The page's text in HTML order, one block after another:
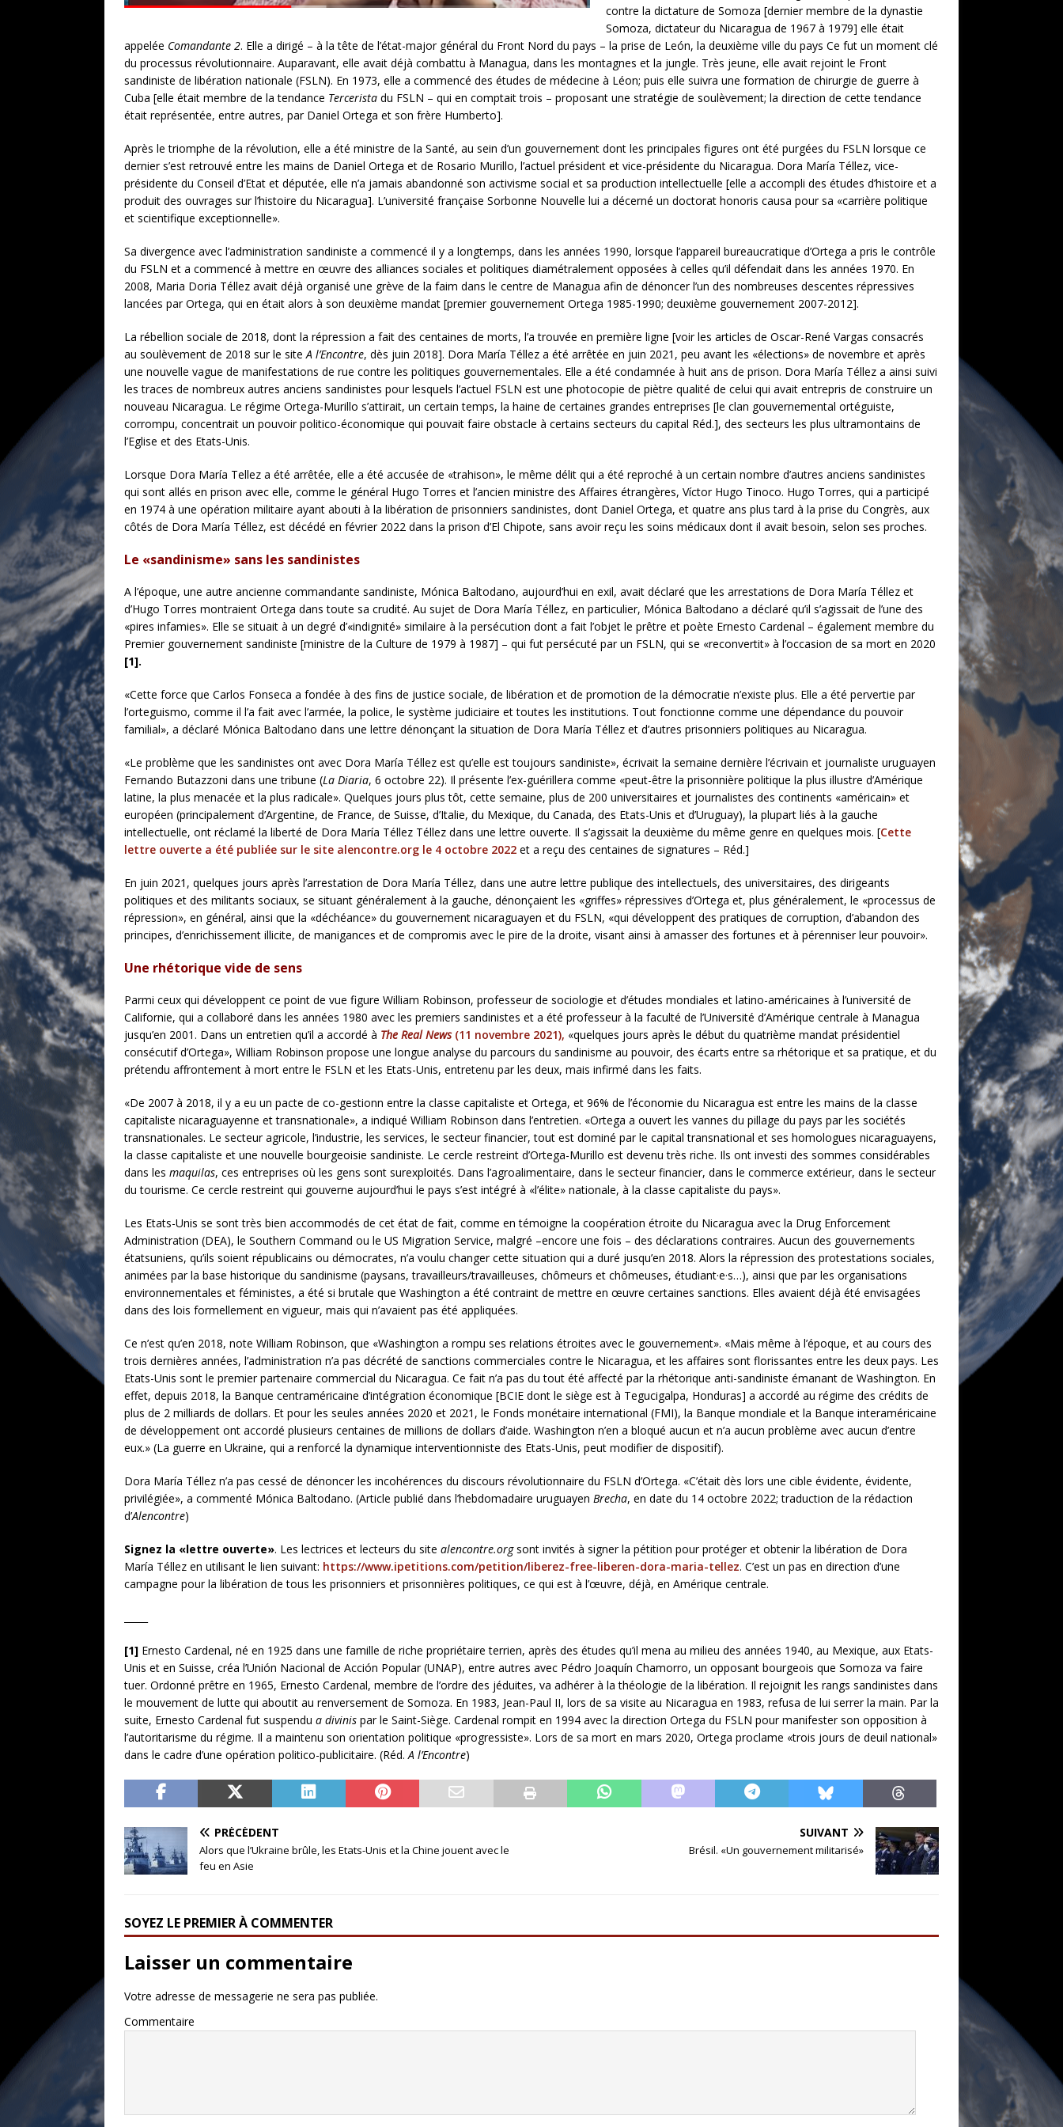
contre la dictature de Somoza [dernier membre de la dynastie
Somoza, dictateur du Nicaragua de 1967 à 1979] elle était
appelée Comandante 2. Elle a dirigé – à la tête de l’état-major général du Front Nord du pays – la prise de León, la deuxième ville du pays Ce fut un moment clé
du processus révolutionnaire. Auparavant, elle avait déjà combattu à Managua, dans les montagnes et la jungle. Très jeune, elle avait rejoint le Front
sandiniste de libération nationale (FSLN). En 1973, elle a commencé des études de médecine à Léon; puis elle suivra une formation de chirurgie de guerre à
Cuba [elle était membre de la tendance Tercerista du FSLN – qui en comptait trois – proposant une stratégie de soulèvement; la direction de cette tendance
était représentée, entre autres, par Daniel Ortega et son frère Humberto].
Après le triomphe de la révolution, elle a été ministre de la Santé, au sein d’un gouvernement dont les principales figures ont été purgées du FSLN lorsque ce
dernier s’est retrouvé entre les mains de Daniel Ortega et de Rosario Murillo, l’actuel président et vice-présidente du Nicaragua. Dora María Téllez, vice-
présidente du Conseil d’Etat et députée, elle n’a jamais abandonné son activisme social et sa production intellectuelle [elle a accompli des études d’histoire et a
produit des ouvrages sur l’histoire du Nicaragua]. L’université française Sorbonne Nouvelle lui a décerné un doctorat honoris causa pour sa «carrière politique
et scientifique exceptionnelle».
Sa divergence avec l’administration sandiniste a commencé il y a longtemps, dans les années 1990, lorsque l’appareil bureaucratique d’Ortega a pris le contrôle
du FSLN et a commencé à mettre en œuvre des alliances sociales et politiques diamétralement opposées à celles qu’il défendait dans les années 1970. En
2008, Maria Doria Téllez avait déjà organisé une grève de la faim dans le centre de Managua afin de dénoncer l’un des nombreuses descentes répressives
lancées par Ortega, qui en était alors à son deuxième mandat [premier gouvernement Ortega 1985-1990; deuxième gouvernement 2007-2012].
La rébellion sociale de 2018, dont la répression a fait des centaines de morts, l’a trouvée en première ligne [voir les articles de Oscar-René Vargas consacrés
au soulèvement de 2018 sur le siteA l’Encontre, dès juin 2018]. Dora María Téllez a été arrêtée en juin 2021, peu avant les «élections» de novembre et après
une nouvelle vague de manifestations de rue contre les politiques gouvernementales. Elle a été condamnée à huit ans de prison. Dora María Téllez a ainsi suivi
les traces de nombreux autres anciens sandinistes pour lesquels l’actuel FSLN est une photocopie de piètre qualité de celui qui avait entrepris de construire un
nouveau Nicaragua. Le régime Ortega-Murillo s’attirait, un certain temps, la haine de certaines grandes entreprises [le clan gouvernemental ortéguiste,
corrompu, concentrait un pouvoir politico-économique qui pouvait faire obstacle à certains secteurs du capital Réd.], des secteurs les plus ultramontains de
l’Eglise et des Etats-Unis.
Lorsque Dora María Tellez a été arrêtée, elle a été accusée de «trahison», le même délit qui a été reproché à un certain nombre d’autres anciens sandinistes
qui sont allés en prison avec elle, comme le général Hugo Torres et l’ancien ministre des Affaires étrangères, Víctor Hugo Tinoco. Hugo Torres, qui a participé
en 1974 à une opération militaire ayant abouti à la libération de prisonniers sandinistes, dont Daniel Ortega, et quatre ans plus tard à la prise du Congrès, aux
côtés de Dora María Téllez, est décédé en février 2022 dans la prison d’El Chipote, sans avoir reçu les soins médicaux dont il avait besoin, selon ses proches.
Le «sandinisme» sans les sandinistes
A l’époque, une autre ancienne commandante sandiniste, Mónica Baltodano, aujourd’hui en exil, avait déclaré que les arrestations de Dora María Téllez et
d’Hugo Torres montraient Ortega dans toute sa crudité. Au sujet de Dora María Téllez, en particulier, Mónica Baltodano a déclaré qu’il s’agissait de l’une des
«pires infamies». Elle se situait à un degré d’«indignité» similaire à la persécution dont a fait l’objet le prêtre et poète Ernesto Cardenal – également membre du
Premier gouvernement sandiniste [ministre de la Culture de 1979 à 1987] – qui fut persécuté par un FSLN, qui se «reconvertit» à l’occasion de sa mort en 2020
[1].
«Cette force que Carlos Fonseca a fondée à des fins de justice sociale, de libération et de promotion de la démocratie n’existe plus. Elle a été pervertie par
l’orteguismo, comme il l’a fait avec l’armée, la police, le système judiciaire et toutes les institutions. Tout fonctionne comme une dépendance du pouvoir
familial», a déclaré Mónica Baltodano dans une lettre dénonçant la situation de Dora María Téllez et d’autres prisonniers politiques au Nicaragua.
«Le problème que les sandinistes ont avec Dora María Téllez est qu’elle est toujours sandiniste», écrivait la semaine dernière l’écrivain et journaliste uruguayen
Fernando Butazzoni dans une tribune (La Diaria, 6 octobre 22). Il présente l’ex-guérillera comme «peut-être la prisonnière politique la plus illustre d’Amérique
latine, la plus menacée et la plus radicale». Quelques jours plus tôt, cette semaine, plus de 200 universitaires et journalistes des continents «américain» et
européen (principalement d’Argentine, de France, de Suisse, d’Italie, du Mexique, du Canada, des Etats-Unis et d’Uruguay), la plupart liés à la gauche
intellectuelle, ont réclamé la liberté de Dora María Téllez Téllez dans une lettre ouverte. Il s’agissait la deuxième du même genre en quelques mois. [Cette
lettre ouverte a été publiée sur le site alencontre.org le 4 octobre 2022 et a reçu des centaines de signatures – Réd.]
En juin 2021, quelques jours après l’arrestation de Dora María Téllez, dans une autre lettre publique des intellectuels, des universitaires, des dirigeants
politiques et des militants sociaux, se situant généralement à la gauche, dénonçaient les «griffes» répressives d’Ortega et, plus généralement, le «processus de
répression», en général, ainsi que la «déchéance» du gouvernement nicaraguayen et du FSLN, «qui développent des pratiques de corruption, d’abandon des
principes, d’enrichissement illicite, de manigances et de compromis avec le pire de la droite, visant ainsi à amasser des fortunes et à pérenniser leur pouvoir».
Une rhétorique vide de sens
Parmi ceux qui développent ce point de vue figure William Robinson, professeur de sociologie et d’études mondiales et latino-américaines à l’université de
Californie, qui a collaboré dans les années 1980 avec les premiers sandinistes et a été professeur à la faculté de l’Université d’Amérique centrale à Managua
jusqu’en 2001. Dans un entretien qu’il a accordé à The Real News(11 novembre 2021), «quelques jours après le début du quatrième mandat présidentiel
consécutif d’Ortega», William Robinson propose une longue analyse du parcours du sandinisme au pouvoir, des écarts entre sa rhétorique et sa pratique, et du
prétendu affrontement à mort entre le FSLN et les Etats-Unis, entretenu par les deux, mais infirmé dans les faits.
«De 2007 à 2018, il y a eu un pacte de co-gestionn entre la classe capitaliste et Ortega, et 96% de l’économie du Nicaragua est entre les mains de la classe
capitaliste nicaraguayenne et transnationale», a indiqué William Robinson dans l’entretien. «Ortega a ouvert les vannes du pillage du pays par les sociétés
transnationales. Le secteur agricole, l’industrie, les services, le secteur financier, tout est dominé par le capital transnational et ses homologues nicaraguayens,
la classe capitaliste et une nouvelle bourgeoisie sandiniste. Le cercle restreint d’Ortega-Murillo est devenu très riche. Ils ont investi des sommes considérables
dans les maquilas, ces entreprises où les gens sont surexploités. Dans l’agroalimentaire, dans le secteur financier, dans le commerce extérieur, dans le secteur
du tourisme. Ce cercle restreint qui gouverne aujourd’hui le pays s’est intégré à «l’élite» nationale, à la classe capitaliste du pays».
Les Etats-Unis se sont très bien accommodés de cet état de fait, comme en témoigne la coopération étroite du Nicaragua avec la Drug Enforcement
Administration (DEA), le Southern Command ou le US Migration Service, malgré –encore une fois – des déclarations contraires. Aucun des gouvernements
étatsuniens, qu’ils soient républicains ou démocrates, n’a voulu changer cette situation qui a duré jusqu’en 2018. Alors la répression des protestations sociales,
animées par la base historique du sandinisme (paysans, travailleurs/travailleuses, chômeurs et chômeuses, étudiant·e·s…), ainsi que par les organisations
environnementales et féministes, a été si brutale que Washington a été contraint de mettre en œuvre certaines sanctions. Elles avaient déjà été envisagées
dans des lois formellement en vigueur, mais qui n’avaient pas été appliquées.
Ce n’est qu’en 2018, note William Robinson, que «Washington a rompu ses relations étroites avec le gouvernement». «Mais même à l’époque, et au cours des
trois dernières années, l’administration n’a pas décrété de sanctions commerciales contre le Nicaragua, et les affaires sont florissantes entre les deux pays. Les
Etats-Unis sont le premier partenaire commercial du Nicaragua. Ce fait n’a pas du tout été affecté par la rhétorique anti-sandiniste émanant de Washington. En
effet, depuis 2018, la Banque centraméricaine d’intégration économique [BCIE dont le siège est à Tegucigalpa, Honduras] a accordé au régime des crédits de
plus de 2 milliards de dollars. Et pour les seules années 2020 et 2021, le Fonds monétaire international (FMI), la Banque mondiale et la Banque interaméricaine
de développement ont accordé plusieurs centaines de millions de dollars d’aide. Washington n’en a bloqué aucun et n’a aucun problème avec aucun d’entre
eux.» (La guerre en Ukraine, qui a renforcé la dynamique interventionniste des Etats-Unis, peut modifier de dispositif).
Dora María Téllez n’a pas cessé de dénoncer les incohérences du discours révolutionnaire du FSLN d’Ortega. «C’était dès lors une cible évidente, évidente,
privilégiée», a commenté Mónica Baltodano. (Article publié dans l’hebdomadaire uruguayen Brecha, en date du 14 octobre 2022; traduction de la rédaction
d’Alencontre)
Signez la «lettre ouverte». Les lectrices et lecteurs du site alencontre.orgsont invités à signer la pétition pour protéger et obtenir la libération de Dora
María Téllez en utilisant le lien suivant: https://www.ipetitions.com/petition/liberez-free-liberen-dora-maria-tellez. C’est un pas en direction d’une
campagne pour la libération de tous les prisonniers et prisonnières politiques, ce qui est à l’œuvre, déjà, en Amérique centrale.
[1] Ernesto Cardenal, né en 1925 dans une famille de riche propriétaire terrien, après des études qu’il mena au milieu des années 1940, au Mexique, aux Etats-
Unis et en Suisse, créa l’Unión Nacional de Acción Popular (UNAP), entre autres avec Pédro Joaquín Chamorro, un opposant bourgeois que Somoza va faire
tuer. Ordonné prêtre en 1965, Ernesto Cardenal, membre de l’ordre des jéduites, va adhérer à la théologie de la libération. Il rejoignit les rangs sandinistes dans
le mouvement de lutte qui aboutit au renversement de Somoza. En 1983, Jean-Paul II, lors de sa visite au Nicaragua en 1983, refusa de lui serrer la main. Par la
suite, Ernesto Cardenal fut suspendu a divinis par le Saint-Siège. Cardenal rompit en 1994 avec la direction Ortega du FSLN pour manifester son opposition à
l’autoritarisme du régime. Il a maintenu son orientation politique «progressiste». Lors de sa mort en mars 2020, Ortega proclame «trois jours de deuil national»
dans le cadre d’une opération politico-publicitaire. (Réd.A l’Encontre)
PRÉCÉDENT
Alors que l’Ukraine brûle, les Etats-Unis et la Chine jouent avec le
feu en Asie
SUIVANT
Brésil. «Un gouvernement militarisé»
SOYEZ LE PREMIER À COMMENTER
Laisser un commentaire
Votre adresse de messagerie ne sera pas publiée.
Commentaire